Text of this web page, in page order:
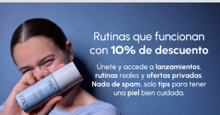
Croacia (EUR €)
Curazao (ANG ƒ)
Dinamarca (DKK kr.)
Dominica (XCD $)